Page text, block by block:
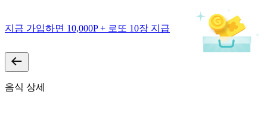
지금 가입하면 10,000P + 로또 10장 지급
음식 상세